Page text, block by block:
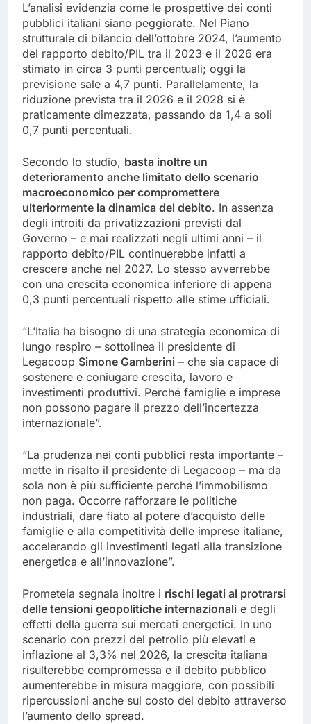
L’analisi evidenzia come le prospettive dei conti
pubblici italiani siano peggiorate. Nel Piano
strutturale di bilancio dell’ottobre 2024, l’aumento
del rapporto debito/PIL tra il 2023 e il 2026 era
stimato in circa 3 punti percentuali; oggi la
previsione sale a 4,7 punti. Parallelamente, la
riduzione prevista tra il 2026 e il 2028 si è
praticamente dimezzata, passando da 1,4 a soli
0,7 punti percentuali.
Secondo lo studio, basta inoltre un
deterioramento anche limitato dello scenario
macroeconomico per compromettere
ulteriormente la dinamica del debito. In assenza
degli introiti da privatizzazioni previsti dal
Governo – e mai realizzati negli ultimi anni – il
rapporto debito/PIL continuerebbe infatti a
crescere anche nel 2027. Lo stesso avverrebbe
con una crescita economica inferiore di appena
0,3 punti percentuali rispetto alle stime ufficiali.
“L’Italia ha bisogno di una strategia economica di
lungo respiro – sottolinea il presidente di
Legacoop Simone Gamberini – che sia capace di
sostenere e coniugare crescita, lavoro e
investimenti produttivi. Perché famiglie e imprese
non possono pagare il prezzo dell’incertezza
internazionale”.
“La prudenza nei conti pubblici resta importante –
mette in risalto il presidente di Legacoop – ma da
sola non è più sufficiente perché l’immobilismo
non paga. Occorre rafforzare le politiche
industriali, dare fiato al potere d’acquisto delle
famiglie e alla competitività delle imprese italiane,
accelerando gli investimenti legati alla transizione
energetica e all’innovazione”.
Prometeia segnala inoltre i rischi legati al protrarsi
delle tensioni geopolitiche internazionali e degli
effetti della guerra sui mercati energetici. In uno
scenario con prezzi del petrolio più elevati e
inflazione al 3,3% nel 2026, la crescita italiana
risulterebbe compromessa e il debito pubblico
aumenterebbe in misura maggiore, con possibili
ripercussioni anche sul costo del debito attraverso
l’aumento dello spread.